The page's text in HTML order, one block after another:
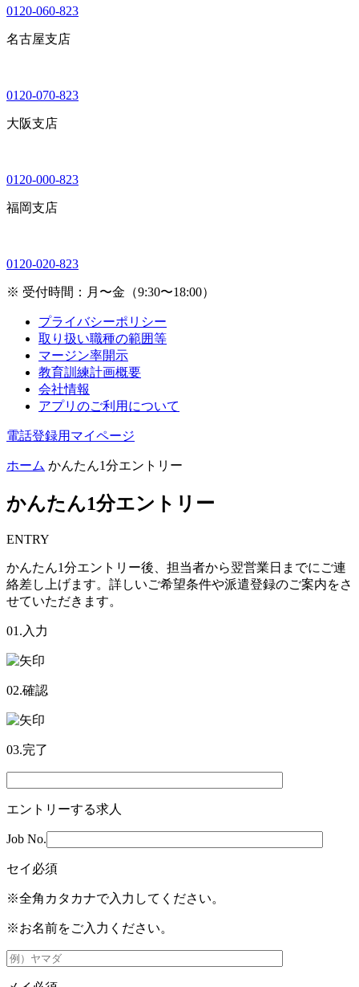
0120-060-823
名古屋支店
0120-070-823
大阪支店
0120-000-823
福岡支店
0120-020-823
※ 受付時間：月〜金（9:30〜18:00）
プライバシーポリシー
取り扱い職種の範囲等
マージン率開示
教育訓練計画概要
会社情報
アプリのご利用について
電話登録用マイページ
ホーム かんたん1分エントリー
かんたん1分エントリー
ENTRY
かんたん1分エントリー後、担当者から翌営業日までにご連
絡差し上げます。詳しいご希望条件や派遣登録のご案内をさ
せていただきます。
01.入力
02.確認
03.完了
エントリーする求人
Job No.
セイ 必須
※全角カタカナで入力してください。
※お名前をご入力ください。